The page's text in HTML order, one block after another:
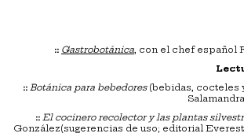
:: Gastrobotánica, con el chef español
:: Botánica para bebedores (bebidas, cocteles
:: El cocinero recolector y las plantas
González(sugerencias de uso; editorial